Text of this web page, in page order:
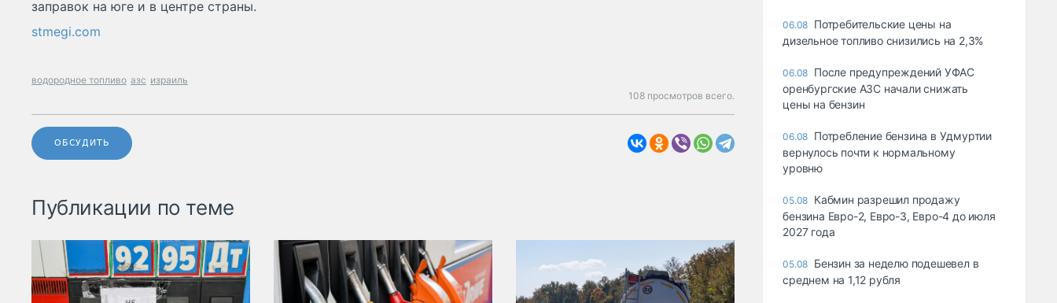
заправок на юге и в центре страны.
stmegi.com
водородное топливо азс израиль
108 просмотров всего.
ОБСУДИТЬ
Публикации по теме
06.08 Потребительские цены на
дизельное топливо снизились на 2,3%
06.08 После предупреждений УФАС
оренбургские АЗС начали снижать
цены на бензин
06.08 Потребление бензина в Удмуртии
вернулось почти к нормальному
уровню
05.08 Кабмин разрешил продажу
бензина Евро-2, Евро-3, Евро-4 до июля
2027 года
05.08 Бензин за неделю подешевел в
среднем на 1,12 рубля